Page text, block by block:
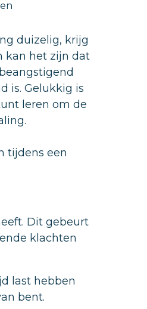
duizelig, krijg
kan het zijn dat
is. Gelukkig is
leren om de
tijdens een
Dit gebeurt
klachten
last hebben
bent.